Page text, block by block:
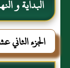
البداية و
الجزء الثاني